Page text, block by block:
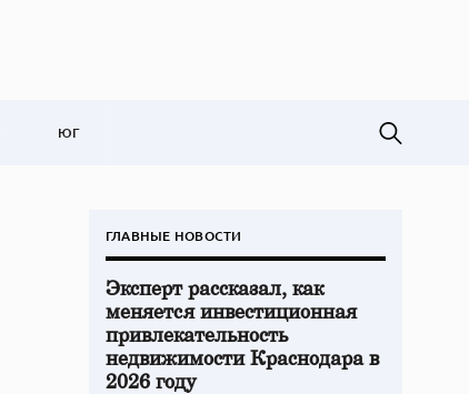
ЮГ
ГЛАВНЫЕ НОВОСТИ
Эксперт рассказал, как
меняется инвестиционная
привлекательность
недвижимости Краснодара в
2026 году